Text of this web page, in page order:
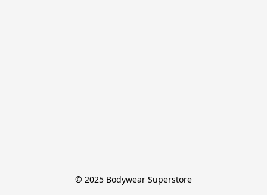
© 2025 Bodywear Superstore